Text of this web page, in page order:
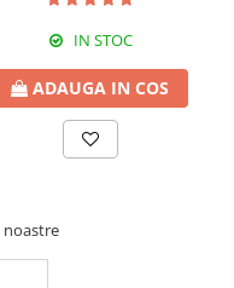
IN STOC
ADAUGA IN COS